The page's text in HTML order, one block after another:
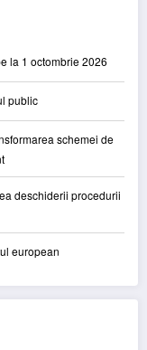
la 1 octombrie 2026
public
schemei de
deschiderii procedurii
european